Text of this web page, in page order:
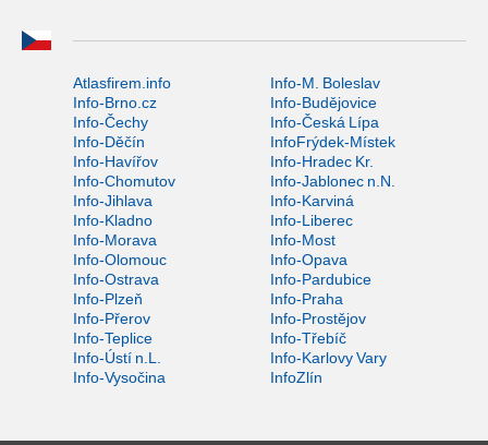
Atlasfirem.info
Info-M. Boleslav
Info-Brno.cz
Info-Budějovice
Info-Čechy
Info-Česká Lípa
Info-Děčín
InfoFrýdek-Místek
Info-Havířov
Info-Hradec Kr.
Info-Chomutov
Info-Jablonec n.N.
Info-Jihlava
Info-Karviná
Info-Kladno
Info-Liberec
Info-Morava
Info-Most
Info-Olomouc
Info-Opava
Info-Ostrava
Info-Pardubice
Info-Plzeň
Info-Praha
Info-Přerov
Info-Prostějov
Info-Teplice
Info-Třebíč
Info-Ústí n.L.
Info-Karlovy Vary
Info-Vysočina
InfoZlín